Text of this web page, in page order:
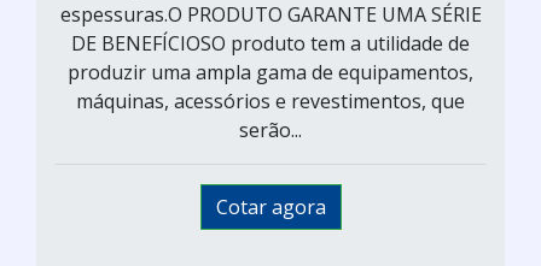
espessuras.O PRODUTO GARANTE UMA SÉRIE
DE BENEFÍCIOSO produto tem a utilidade de
produzir uma ampla gama de equipamentos,
máquinas, acessórios e revestimentos, que
serão...
Cotar agora